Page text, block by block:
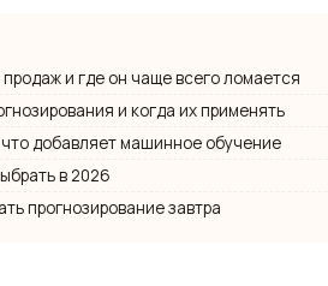
и где он чаще всего ломается
и когда их применять
добавляет машинное обучение
в 2026
прогнозирование завтра